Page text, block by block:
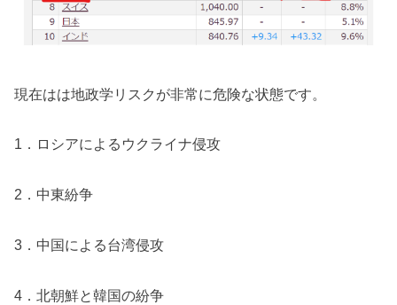
現在はは地政学リスクが非常に危険な状態です。
1．ロシアによるウクライナ侵攻
2．中東紛争
3．中国による台湾侵攻
4．北朝鮮と韓国の紛争